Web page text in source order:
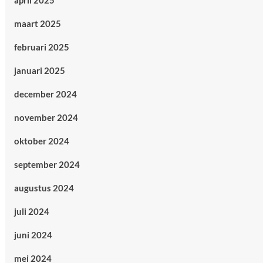
maart 2025
februari 2025
januari 2025
december 2024
november 2024
oktober 2024
september 2024
augustus 2024
juli 2024
juni 2024
mei 2024